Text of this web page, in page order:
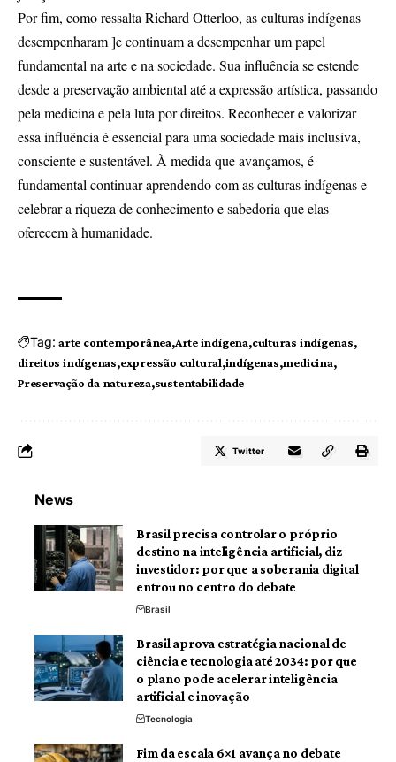
Por fim, como ressalta Richard Otterloo, as culturas indígenas
desempenharam ]e continuam a desempenhar um papel
fundamental na arte e na sociedade. Sua influência se estende
desde a preservação ambiental até a expressão artística, passando
pela medicina e pela luta por direitos. Reconhecer e valorizar
essa influência é essencial para uma sociedade mais inclusiva,
consciente e sustentável. À medida que avançamos, é
fundamental continuar aprendendo com as culturas indígenas e
celebrar a riqueza de conhecimento e sabedoria que elas
oferecem à humanidade.
Tag: arte contemporânea Arte indígena culturas indígenas
direitos indígenas expressão cultural indígenas medicina
Preservação da natureza sustentabilidade
Twitter
News
Brasil precisa controlar o próprio
destino na inteligência artificial, diz
investidor: por que a soberania digital
entrou no centro do debate
Brasil
Brasil aprova estratégia nacional de
ciência e tecnologia até 2034: por que
o plano pode acelerar inteligência
artificial e inovação
Tecnologia
Fim da escala 6×1 avança no debate